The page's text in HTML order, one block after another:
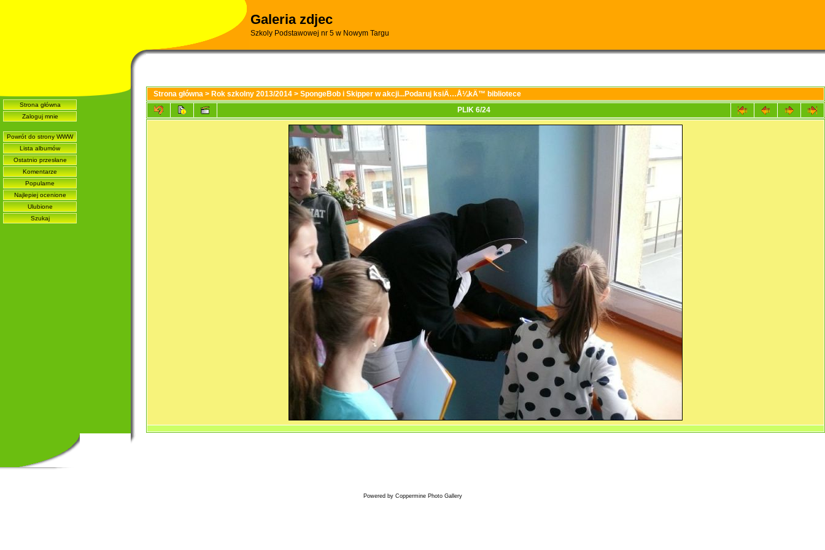
Galeria zdjec
Szkoly Podstawowej nr 5 w Nowym Targu
Strona główna
Zaloguj mnie
Powrót do strony WWW
Lista albumów
Ostatnio przesłane
Komentarze
Popularne
Najlepiej ocenione
Ulubione
Szukaj
Strona główna > Rok szkolny 2013/2014 > SpongeBob i Skipper w akcji...Podaruj ksiÄ…Å¼kÄ™ bibliotece
PLIK 6/24
Powered by Coppermine Photo Gallery